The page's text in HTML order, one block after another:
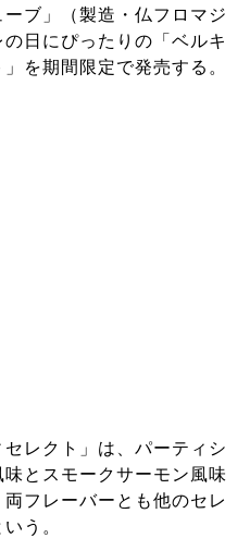
ブ」（製造・仏フロマジ
日にぴったりの「ベルキ
を期間限定で発売する。
レクト」は、パーティシ
とスモークサーモン風味
フレーバーとも他のセレ
う。